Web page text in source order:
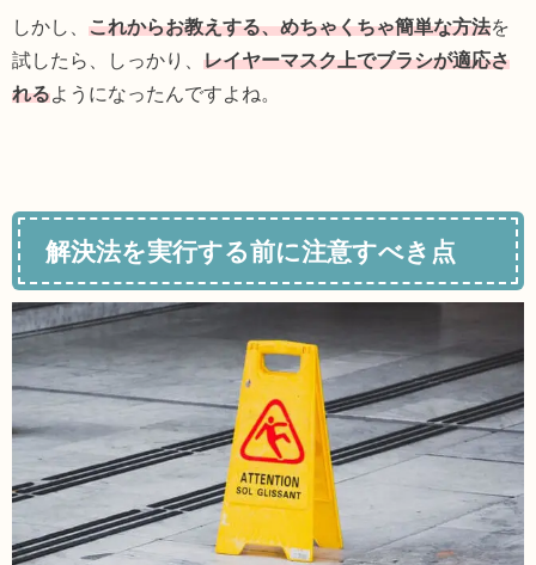
しかし、 これからお教えする、めちゃくちゃ簡単な方法を
試したら、しっかり、 レイヤーマスク上でブラシが適応さ
れるようになったんですよね。
解決法を実行する前に注意すべき点